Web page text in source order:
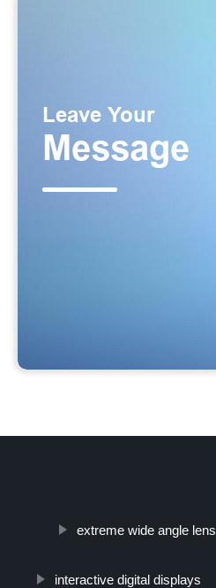
extreme wide angle lens
interactive digital displays